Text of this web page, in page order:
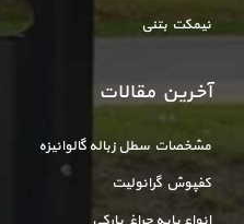
نیمکت بتنی
آخرین مقالات
مشخصات سطل زباله گالوانیزه
کفپوش گرانولیت